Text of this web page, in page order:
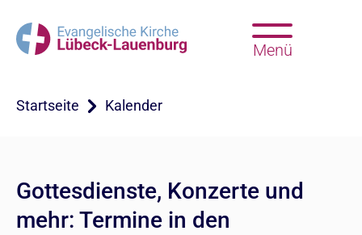
Menü
Startseite Kalender
Gottesdienste, Konzerte und
mehr: Termine in den